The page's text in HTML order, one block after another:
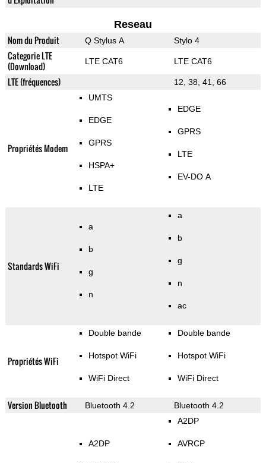
Reseau
Nom du Produit Q Stylus A Stylo 4
Categorie LTE
(Download)
LTE CAT6 LTE CAT6
LTE (fréquences) 12, 38, 41, 66
Propriétés Modem
UMTS
EDGE
GPRS
HSPA+
LTE
EDGE
GPRS
LTE
EV-DO A
Standards WiFi
a
b
g
n
a
b
g
n
ac
Propriétés WiFi
Double bande
Hotspot WiFi
WiFi Direct
Double bande
Hotspot WiFi
WiFi Direct
Version Bluetooth Bluetooth 4.2 Bluetooth 4.2
A2DP
A2DP
AVRCP